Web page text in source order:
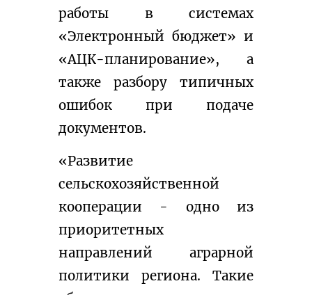
работы в системах
«Электронный бюджет» и
«АЦК-планирование», а
также разбору типичных
ошибок при подаче
документов.
«Развитие
сельскохозяйственной
кооперации - одно из
приоритетных
направлений аграрной
политики региона. Такие